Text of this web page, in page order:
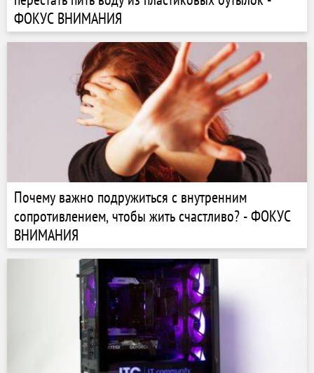
ФОКУС ВНИМАНИЯ
Почему важно подружиться с внутренним
сопротивлением, чтобы жить счастливо? - ФОКУС
ВНИМАНИЯ